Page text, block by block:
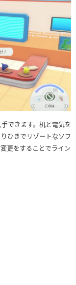
できます。机と電気を
ひきでリゾートなソフ
更をすることでライン